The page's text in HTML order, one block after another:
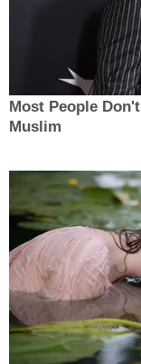
Most People
Muslim